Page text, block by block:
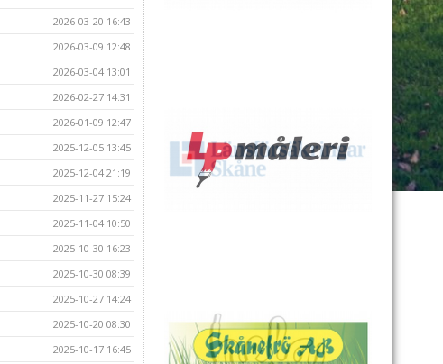
2026-03-20 16:43
2026-03-09 12:48
2026-03-04 13:01
2026-02-27 14:31
2026-01-09 12:47
2025-12-05 13:45
2025-12-04 21:19
2025-11-27 15:24
2025-11-04 10:50
2025-10-30 16:23
2025-10-30 08:39
2025-10-27 14:24
2025-10-20 08:30
2025-10-17 16:45